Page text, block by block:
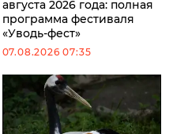
августа 2026 года: полная
программа фестиваля
«Уводь-фест»
07.08.2026 07:35